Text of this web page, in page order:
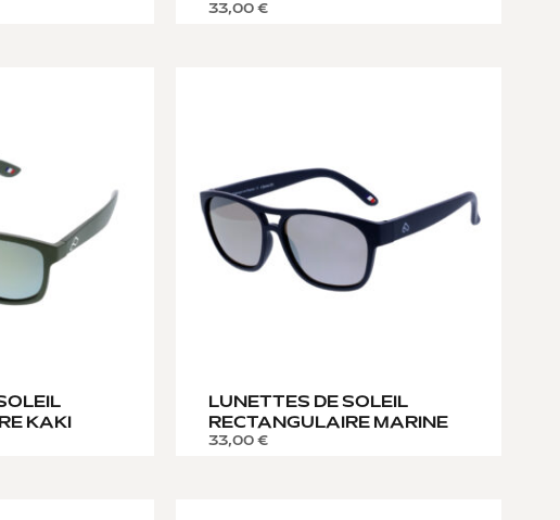
33,00 €
KAKI
LUNETTES DE SOLEIL
RECTANGULAIRE MARINE
33,00 €